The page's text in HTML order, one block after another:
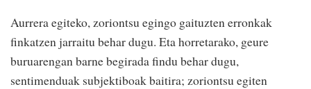
Aurrera egiteko, zoriontsu egingo gaituzten erronkak
finkatzen jarraitu behar dugu. Eta horretarako, geure
buruarengan barne begirada findu behar dugu,
sentimenduak subjektiboak baitira; zoriontsu egiten